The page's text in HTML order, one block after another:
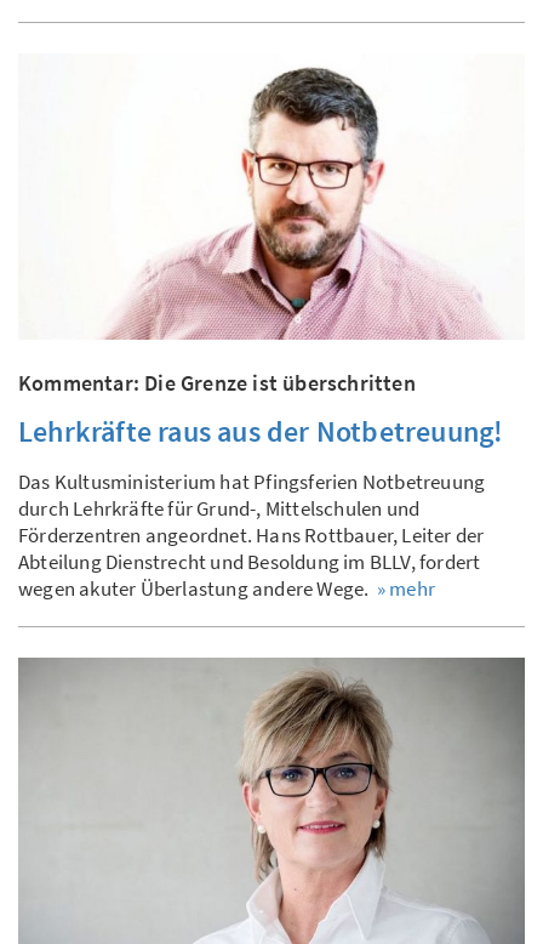
Kommentar: Die Grenze ist überschritten
Lehrkräfte raus aus der Notbetreuung!
Das Kultusministerium hat Pfingsferien Notbetreuung
durch Lehrkräfte für Grund-, Mittelschulen und
Förderzentren angeordnet. Hans Rottbauer, Leiter der
Abteilung Dienstrecht und Besoldung im BLLV, fordert
wegen akuter Überlastung andere Wege. » mehr